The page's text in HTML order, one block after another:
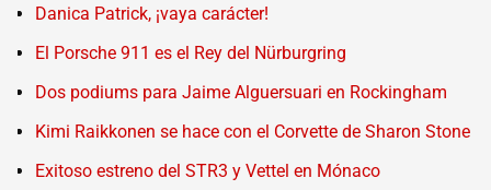
Danica Patrick, ¡vaya carácter!
El Porsche 911 es el Rey del Nürburgring
Dos podiums para Jaime Alguersuari en Rockingham
Kimi Raikkonen se hace con el Corvette de Sharon Stone
Exitoso estreno del STR3 y Vettel en Mónaco